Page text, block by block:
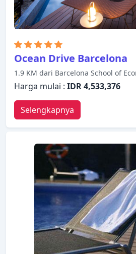
Ocean Drive Barcelona
1.9 KM dari Barcelona School of
Harga mulai : IDR 4,533,376
Selengkapnya